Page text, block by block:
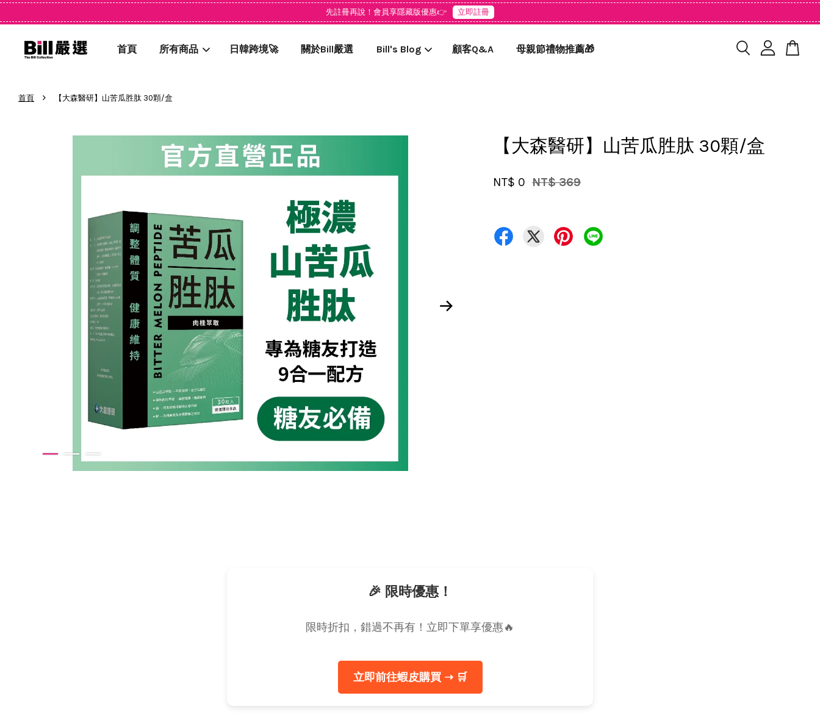
先註冊再說！會員享隱藏版優惠👉 立即註冊
首頁 所有商品 日韓跨境🚀 關於Bill嚴選 Bill's Blog 顧客Q&A 母親節禮物推薦🎁
首頁 › 【大森醫研】山苦瓜胜肽 30顆/盒
【大森醫研】山苦瓜胜肽 30顆/盒
NT$ 0 NT$ 369
🎉 限時優惠！
限時折扣，錯過不再有！立即下單享優惠🔥
立即前往蝦皮購買 ➝ 🛒